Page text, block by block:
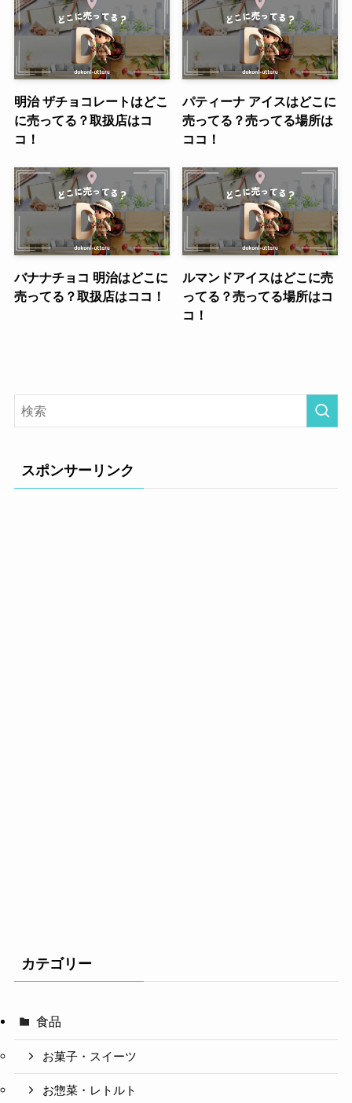
明治 ザチョコレートはどこ
に売ってる？取扱店はコ
コ！
パティーナ アイスはどこに
売ってる？売ってる場所は
ココ！
バナナチョコ 明治はどこに
売ってる？取扱店はココ！
ルマンドアイスはどこに売
ってる？売ってる場所はコ
コ！
スポンサーリンク
カテゴリー
食品
お菓子・スイーツ
お惣菜・レトルト